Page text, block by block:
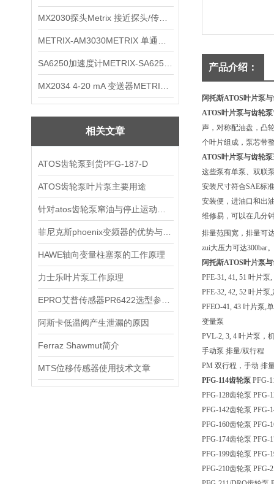
相关文章
ATOS齿轮泵到货PFG-187-D
ATOS齿轮泵叶片泵主要用途
HAWE轴向变量柱塞泵的工作原理
力士乐叶片泵工作原理
阿斯卡低温阀产生泄漏的原因
Ferraz Shawmut简介
MTS位移传感器使用技术文章
产品介绍：
阿托斯ATOS叶片泵
ATOS叶片泵与齿轮泵
声，对称配油盘，凸
个叶片组成，泵芯带
ATOS叶片泵与齿轮泵
这些泵有单泵、双联
安装尺寸符合SAE标
安装便，进油口和出
维修易，可以在几分
排量范围宽，排量可
zui大压力可达300bar。
阿托斯ATOS叶片泵
PFE-31, 41, 51 叶片
PFE-32, 42, 52 叶片
PFEO-41, 43 叶片泵,
变量泵
PVL-2, 3, 4 叶片泵，
手动泵 排量/双行程
PM 双行程，手动 排
PFG-114齿轮泵 PFG-
PFG-128齿轮泵 PFG-
PFG-142齿轮泵 PFG-
PFG-160齿轮泵 PFG-
PFG-174齿轮泵 PFG-
PFG-199齿轮泵 PFG-
PFG-210齿轮泵 PFG-